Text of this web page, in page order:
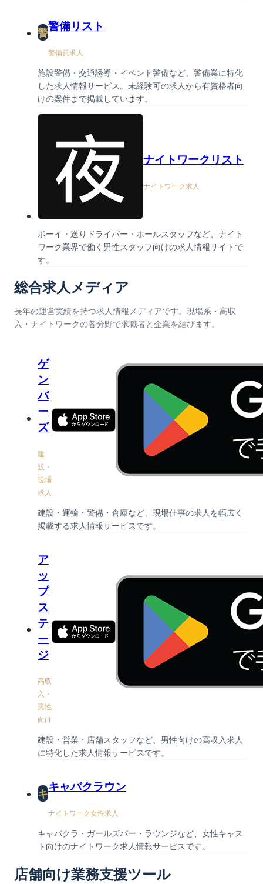
警警備リスト
警備員求人
施設警備・交通誘導・イベント警備など、警備業に特化
した求人情報サービス。未経験可の求人から有資格者向
けの案件まで掲載しています。
ナイトワークリスト
ナイトワーク求人
ボーイ・送りドライバー・ホールスタッフなど、ナイト
ワーク業界で働く男性スタッフ向けの求人情報サイトで
す。
総合求人メディア
長年の運営実績を持つ求人情報メディアです。現場系・高収
入・ナイトワークの各分野で求職者と企業を結びます。
ゲ
ン
バ
ー
ズ
建
設・
現場
求人
建設・運輸・警備・倉庫など、現場仕事の求人を幅広く
掲載する求人情報サービスです。
ア
ッ
プ
ス
テ
ー
ジ
高収
入・
男性
向け
建設・営業・店舗スタッフなど、男性向けの高収入求人
に特化した求人情報サービスです。
キキャバクラウン
ナイトワーク女性求人
キャバクラ・ガールズバー・ラウンジなど、女性キャス
ト向けのナイトワーク求人情報サービスです。
店舗向け業務支援ツール